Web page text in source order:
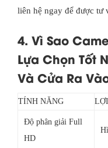
liên hệ ngay để được tư
4. Vì Sao
Lựa Chọn Tốt
Và Cửa Ra
TÍNH NĂNG
Độ phân giải Full
HD